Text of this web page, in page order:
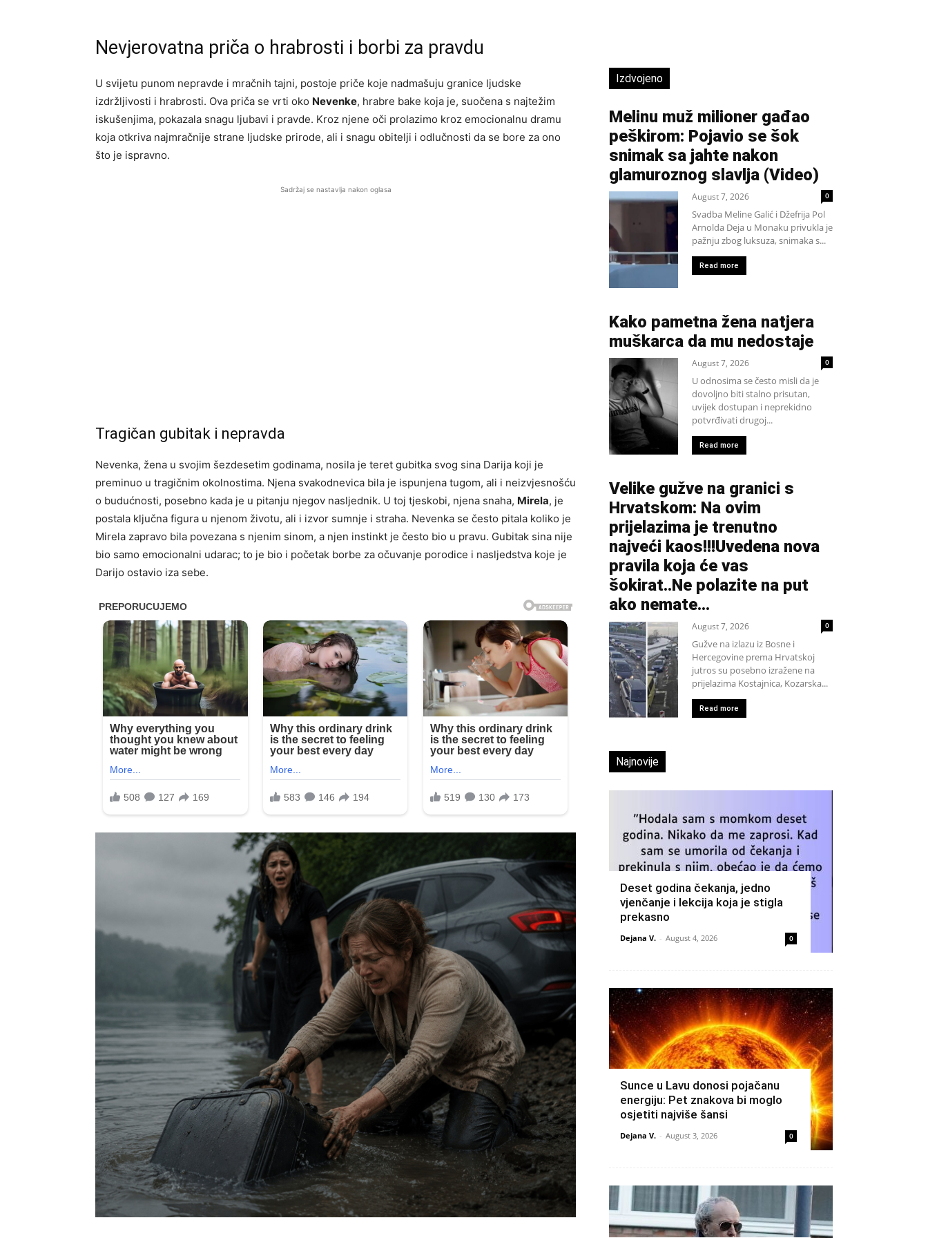
Nevjerovatna priča o hrabrosti i borbi za pravdu
U svijetu punom nepravde i mračnih tajni, postoje priče koje nadmašuju granice ljudske
izdržljivosti i hrabrosti. Ova priča se vrti oko Nevenke, hrabre bake koja je, suočena s najtežim
iskušenjima, pokazala snagu ljubavi i pravde. Kroz njene oči prolazimo kroz emocionalnu dramu
koja otkriva najmračnije strane ljudske prirode, ali i snagu obitelji i odlučnosti da se bore za ono
što je ispravno.
Sadržaj se nastavlja nakon oglasa
Tragičan gubitak i nepravda
Nevenka, žena u svojim šezdesetim godinama, nosila je teret gubitka svog sina Darija koji je
preminuo u tragičnim okolnostima. Njena svakodnevica bila je ispunjena tugom, ali i neizvjesnošću
o budućnosti, posebno kada je u pitanju njegov nasljednik. U toj tjeskobi, njena snaha, Mirela, je
postala ključna figura u njenom životu, ali i izvor sumnje i straha. Nevenka se često pitala koliko je
Mirela zapravo bila povezana s njenim sinom, a njen instinkt je često bio u pravu. Gubitak sina nije
bio samo emocionalni udarac; to je bio i početak borbe za očuvanje porodice i nasljedstva koje je
Darijo ostavio iza sebe.
Izdvojeno
Melinu muž milioner gađao
peškirom: Pojavio se šok
snimak sa jahte nakon
glamuroznog slavlja (Video)
August 7, 2026 0
Svadba Meline Galić i Džefrija Pol
Arnolda Deja u Monaku privukla je
pažnju zbog luksuza, snimaka s...
Read more
Kako pametna žena natjera
muškarca da mu nedostaje
August 7, 2026 0
U odnosima se često misli da je
dovoljno biti stalno prisutan,
uvijek dostupan i neprekidno
potvrđivati drugoj...
Read more
Velike gužve na granici s
Hrvatskom: Na ovim
prijelazima je trenutno
najveći kaos!!!Uvedena nova
pravila koja će vas
šokirat..Ne polazite na put
ako nemate...
August 7, 2026 0
Gužve na izlazu iz Bosne i
Hercegovine prema Hrvatskoj
jutros su posebno izražene na
prijelazima Kostajnica, Kozarska...
Read more
Najnovije
Deset godina čekanja, jedno
vjenčanje i lekcija koja je stigla
prekasno
Dejana V. - August 4, 2026 0
Sunce u Lavu donosi pojačanu
energiju: Pet znakova bi moglo
osjetiti najviše šansi
Dejana V. - August 3, 2026 0